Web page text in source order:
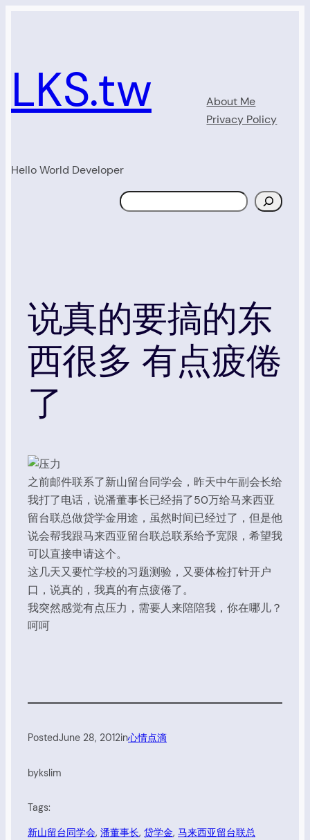
LKS.tw
Hello World Developer
About Me
Privacy Policy
Search
说真的要搞的东
西很多 有点疲倦
了
之前邮件联系了新山留台同学会，昨天中午副会长给
我打了电话，说潘董事长已经捐了50万给马来西亚
留台联总做贷学金用途，虽然时间已经过了，但是他
说会帮我跟马来西亚留台联总联系给予宽限，希望我
可以直接申请这个。
这几天又要忙学校的习题测验，又要体检打针开户
口，说真的，我真的有点疲倦了。
我突然感觉有点压力，需要人来陪陪我，你在哪儿？
呵呵
PostedJune 28, 2012in心情点滴
bykslim
Tags:
新山留台同学会, 潘董事长, 贷学金, 马来西亚留台联总